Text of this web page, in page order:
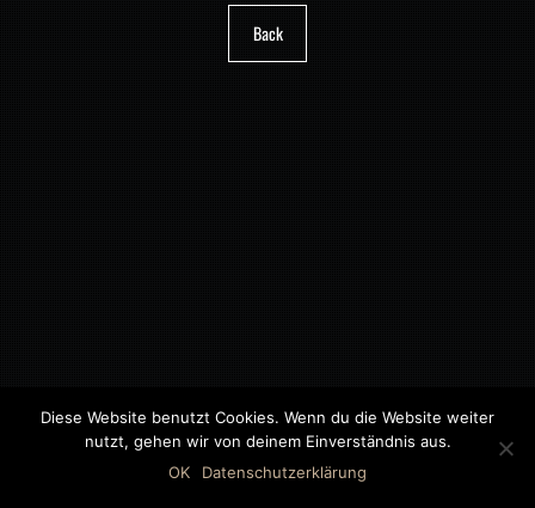
Back
©2018 MWB – MOTORWAGEN BERNAU GMBH
Diese Website benutzt Cookies. Wenn du die Website weiter
nutzt, gehen wir von deinem Einverständnis aus.
OK
Datenschutzerklärung